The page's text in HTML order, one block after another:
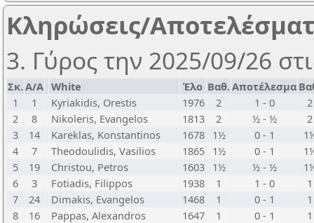
Κληρώσεις/
3. Γύρος την 2025/09/26
Σκ.Α/Α White Έλο Βαθ.Αποτέλεσμα
1
1 Kyriakidis, Orestis 1976 2 1 - 0
2
2
8 Nikoleris, Evangelos 1813 2 ½ - ½
2
3
14 Kareklas, Konstantinos 1678 1½ 0 - 1
4
7 Theodoulidis, Vasilios 1865 1½ 0 - 1
5
19 Christou, Petros 1603 1½ ½ - ½
6
3 Fotiadis, Filippos 1938 1 1 - 0
1
7
24 Dimakis, Evangelos 1468 1 0 - 1
1
8
16 Pappas, Alexandros 1647 1 0 - 1
1